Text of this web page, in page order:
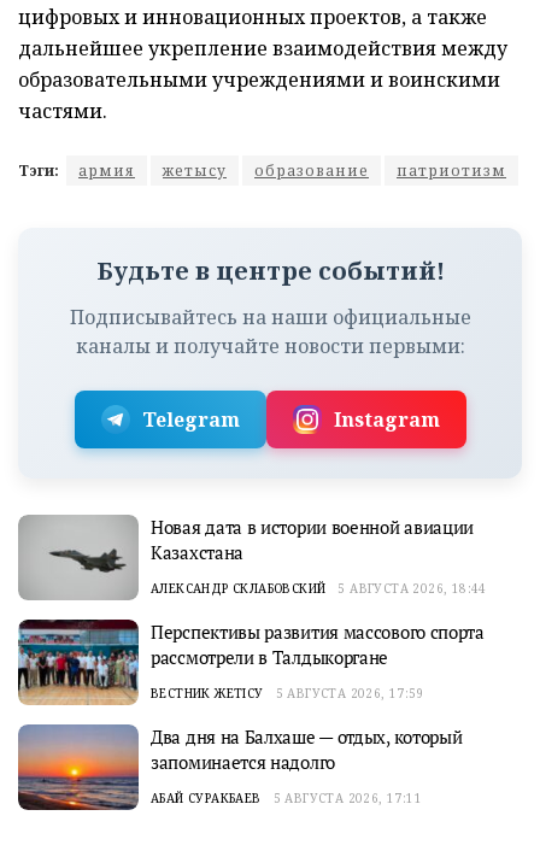
цифровых и инновационных проектов, а также
дальнейшее укрепление взаимодействия между
образовательными учреждениями и воинскими
частями.
Тэги: армия жетысу образование патриотизм
Будьте в центре событий!
Подписывайтесь на наши официальные
каналы и получайте новости первыми:
Telegram Instagram
Новая дата в истории военной авиации
Казахстана
АЛЕКСАНДР СКЛАБОВСКИЙ 5 АВГУСТА 2026, 18:44
Перспективы развития массового спорта
рассмотрели в Талдыкоргане
ВЕСТНИК ЖЕТІСУ 5 АВГУСТА 2026, 17:59
Два дня на Балхаше — отдых, который
запоминается надолго
АБАЙ СУРАКБАЕВ 5 АВГУСТА 2026, 17:11